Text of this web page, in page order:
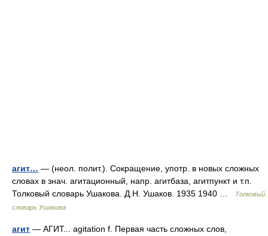
агит… — (неол. полит.). Сокращение, употр. в новых сложных
словах в знач. агитационный, напр. агитбаза, агитпункт и т.п.
Толковый словарь Ушакова. Д.Н. Ушаков. 1935 1940 …
Толковый
словарь Ушакова
агит — АГИТ... agitation f. Первая часть сложных слов,